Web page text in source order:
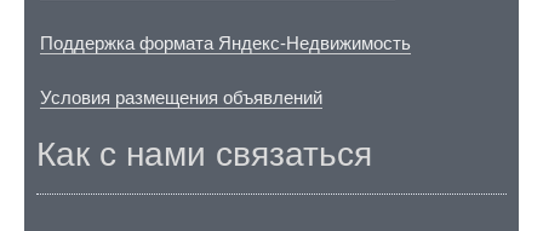
Поддержка формата Яндекс-Недвижимость
Условия размещения объявлений
Как с нами связаться